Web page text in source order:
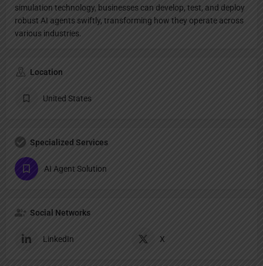
simulation technology, businesses can develop, test, and deploy
robust AI agents swiftly, transforming how they operate across
various industries.
Location
United States
Specialized Services
AI Agent Solution
Social Networks
LinkedIn X